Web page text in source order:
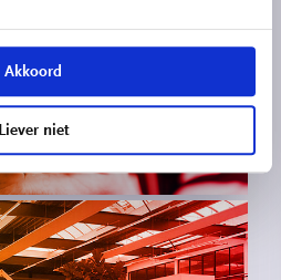
Akkoord
Liever niet
Studio